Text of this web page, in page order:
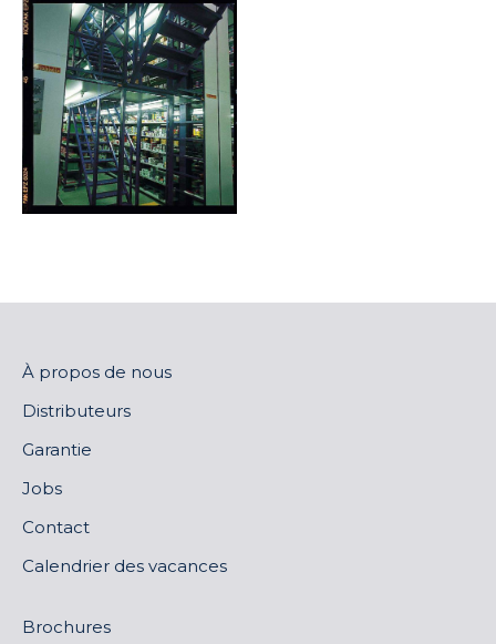
À propos de nous
Distributeurs
Garantie
Jobs
Contact
Calendrier des vacances
Brochures